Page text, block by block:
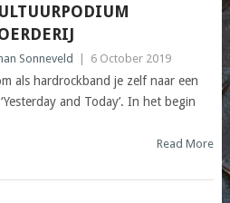
Sonneveld 6 October 2019
als hardrockband je zelf naar een
and Today’. In het begin
Read More